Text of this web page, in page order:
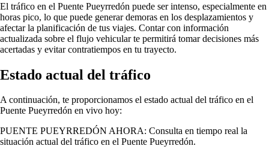
El tráfico en el Puente Pueyrredón puede ser intenso, especialmente en
horas pico, lo que puede generar demoras en los desplazamientos y
afectar la planificación de tus viajes. Contar con información
actualizada sobre el flujo vehicular te permitirá tomar decisiones más
acertadas y evitar contratiempos en tu trayecto.
Estado actual del tráfico
A continuación, te proporcionamos el estado actual del tráfico en el
Puente Pueyrredón en vivo hoy:
PUENTE PUEYRREDÓN AHORA: Consulta en tiempo real la
situación actual del tráfico en el Puente Pueyrredón.